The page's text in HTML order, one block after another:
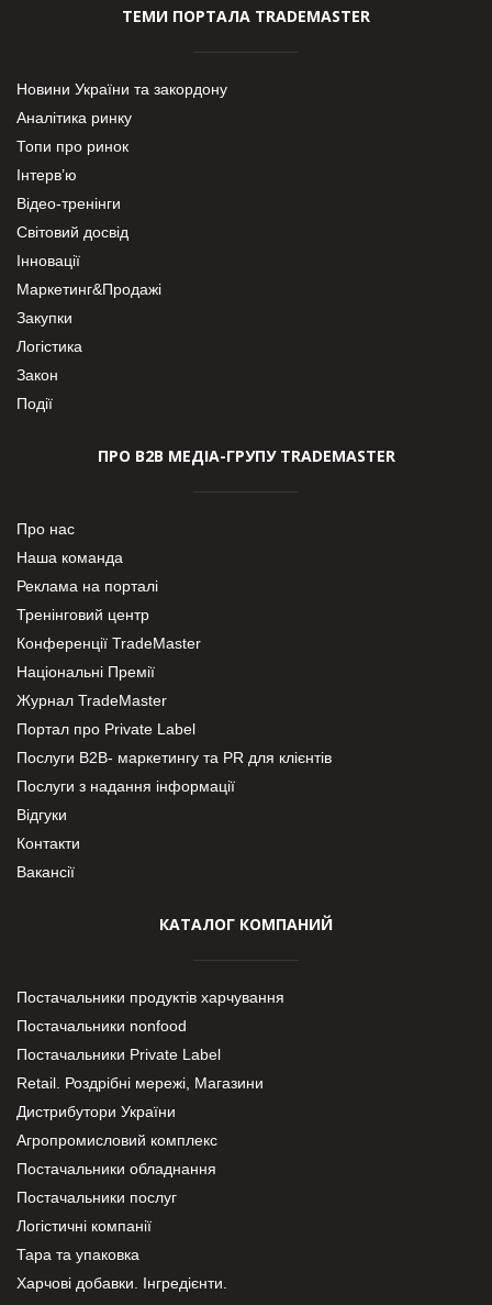
ТЕМИ ПОРТАЛА TRADEMASTER
Новини України та закордону
Аналітика ринку
Топи про ринок
Інтерв’ю
Відео-тренінги
Світовий досвід
Інновації
Маркетинг&Продажі
Закупки
Логістика
Закон
Події
ПРО В2В МЕДІА-ГРУПУ TRADEMASTER
Про нас
Наша команда
Реклама на порталі
Тренінговий центр
Конференції TradeMaster
Національні Премії
Журнал TradeMaster
Портал про Private Label
Послуги В2В- маркетингу та PR для клієнтів
Послуги з надання інформації
Відгуки
Контакти
Вакансії
КАТАЛОГ КОМПАНИЙ
Постачальники продуктів харчування
Постачальники nonfood
Постачальники Private Label
Retail. Роздрібні мережі, Магазини
Дистрибутори України
Агропромисловий комплекс
Постачальники обладнання
Постачальники послуг
Логістичні компанії
Тара та упаковка
Харчові добавки. Інгредієнти.